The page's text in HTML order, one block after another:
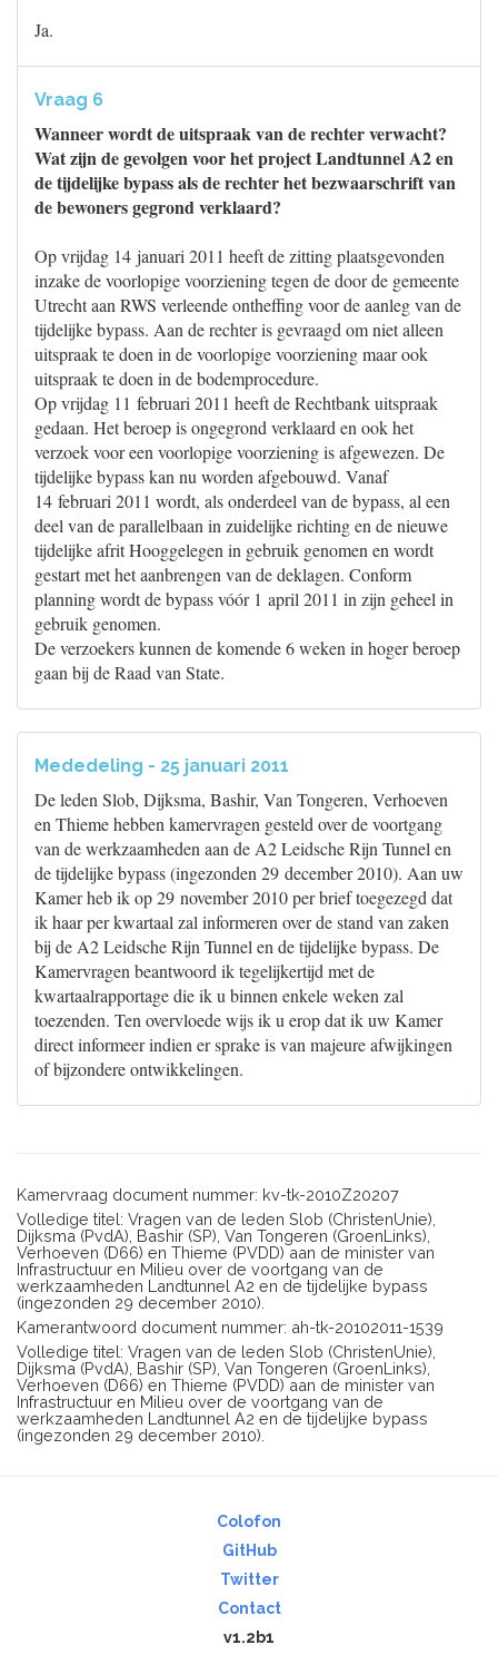
Ja.
Vraag 6
Wanneer wordt de uitspraak van de rechter verwacht?
Wat zijn de gevolgen voor het project Landtunnel A2 en
de tijdelijke bypass als de rechter het bezwaarschrift van
de bewoners gegrond verklaard?
Op vrijdag 14 januari 2011 heeft de zitting plaatsgevonden
inzake de voorlopige voorziening tegen de door de gemeente
Utrecht aan RWS verleende ontheffing voor de aanleg van de
tijdelijke bypass. Aan de rechter is gevraagd om niet alleen
uitspraak te doen in de voorlopige voorziening maar ook
uitspraak te doen in de bodemprocedure.
Op vrijdag 11 februari 2011 heeft de Rechtbank uitspraak
gedaan. Het beroep is ongegrond verklaard en ook het
verzoek voor een voorlopige voorziening is afgewezen. De
tijdelijke bypass kan nu worden afgebouwd. Vanaf
14 februari 2011 wordt, als onderdeel van de bypass, al een
deel van de parallelbaan in zuidelijke richting en de nieuwe
tijdelijke afrit Hooggelegen in gebruik genomen en wordt
gestart met het aanbrengen van de deklagen. Conform
planning wordt de bypass vóór 1 april 2011 in zijn geheel in
gebruik genomen.
De verzoekers kunnen de komende 6 weken in hoger beroep
gaan bij de Raad van State.
Mededeling - 25 januari 2011
De leden Slob, Dijksma, Bashir, Van Tongeren, Verhoeven
en Thieme hebben kamervragen gesteld over de voortgang
van de werkzaamheden aan de A2 Leidsche Rijn Tunnel en
de tijdelijke bypass (ingezonden 29 december 2010). Aan uw
Kamer heb ik op 29 november 2010 per brief toegezegd dat
ik haar per kwartaal zal informeren over de stand van zaken
bij de A2 Leidsche Rijn Tunnel en de tijdelijke bypass. De
Kamervragen beantwoord ik tegelijkertijd met de
kwartaalrapportage die ik u binnen enkele weken zal
toezenden. Ten overvloede wijs ik u erop dat ik uw Kamer
direct informeer indien er sprake is van majeure afwijkingen
of bijzondere ontwikkelingen.
Kamervraag document nummer: kv-tk-2010Z20207
Volledige titel: Vragen van de leden Slob (ChristenUnie),
Dijksma (PvdA), Bashir (SP), Van Tongeren (GroenLinks),
Verhoeven (D66) en Thieme (PVDD) aan de minister van
Infrastructuur en Milieu over de voortgang van de
werkzaamheden Landtunnel A2 en de tijdelijke bypass
(ingezonden 29 december 2010).
Kamerantwoord document nummer: ah-tk-20102011-1539
Volledige titel: Vragen van de leden Slob (ChristenUnie),
Dijksma (PvdA), Bashir (SP), Van Tongeren (GroenLinks),
Verhoeven (D66) en Thieme (PVDD) aan de minister van
Infrastructuur en Milieu over de voortgang van de
werkzaamheden Landtunnel A2 en de tijdelijke bypass
(ingezonden 29 december 2010).
Colofon
GitHub
Twitter
Contact
v1.2b1